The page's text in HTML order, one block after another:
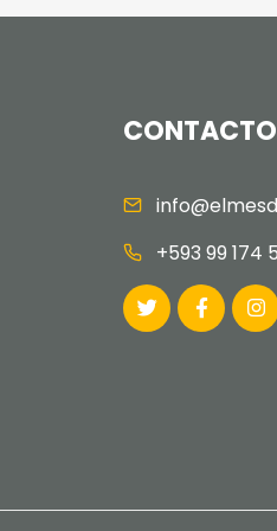
CONTACTO
+593 99 174